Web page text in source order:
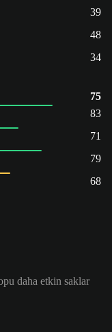
39
48
34
75
83
71
79
68
daha etkin saklar